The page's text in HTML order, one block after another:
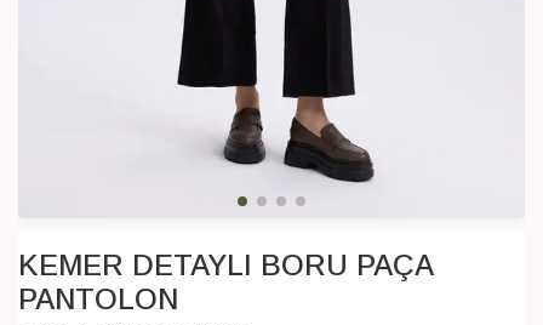
KEMER DETAYLI BORU PAÇA
PANTOLON